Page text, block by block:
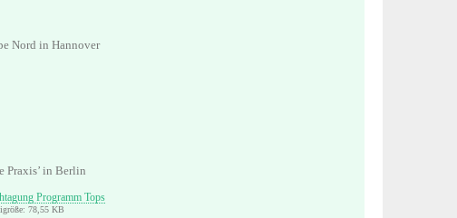
Nord in Hannover
Praxis’ in Berlin
Programm Tops
78,55 KB